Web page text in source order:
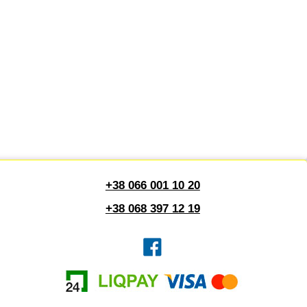
+38 066 001 10 20
+38 068 397 12 19